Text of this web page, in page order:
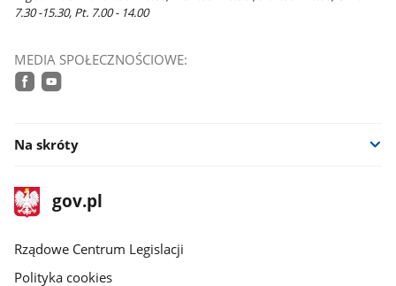
7.30 -15.30, Pt. 7.00 - 14.00
MEDIA SPOŁECZNOŚCIOWE:
Na skróty
stopka
gov.plStrona
gov.pl
Rządowe Centrum Legislacji
Polityka cookies